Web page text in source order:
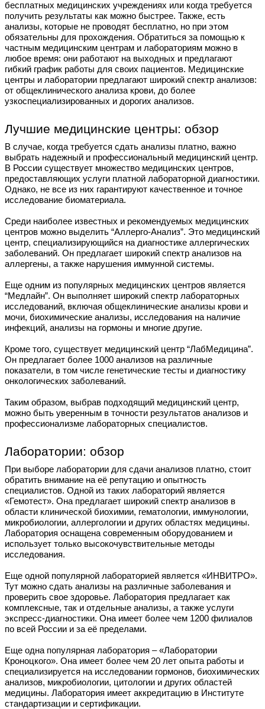
бесплатных медицинских учреждениях или когда требуется
получить результаты как можно быстрее. Также, есть
анализы, которые не проводят бесплатно, но при этом
обязательны для прохождения. Обратиться за помощью к
частным медицинским центрам и лабораториям можно в
любое время: они работают на выходных и предлагают
гибкий график работы для своих пациентов. Медицинские
центры и лаборатории предлагают широкий спектр анализов:
от общеклинического анализа крови, до более
узкоспециализированных и дорогих анализов.
Лучшие медицинские центры: обзор
В случае, когда требуется сдать анализы платно, важно
выбрать надежный и профессиональный медицинский центр.
В России существует множество медицинских центров,
предоставляющих услуги платной лабораторной диагностики.
Однако, не все из них гарантируют качественное и точное
исследование биоматериала.
Среди наиболее известных и рекомендуемых медицинских
центров можно выделить “Аллерго-Анализ”. Это медицинский
центр, специализирующийся на диагностике аллергических
заболеваний. Он предлагает широкий спектр анализов на
аллергены, а также нарушения иммунной системы.
Еще одним из популярных медицинских центров является
“Медлайн”. Он выполняет широкий спектр лабораторных
исследований, включая общеклинические анализы крови и
мочи, биохимические анализы, исследования на наличие
инфекций, анализы на гормоны и многие другие.
Кроме того, существует медицинский центр “ЛабМедицина”.
Он предлагает более 1000 анализов на различные
показатели, в том числе генетические тесты и диагностику
онкологических заболеваний.
Таким образом, выбрав подходящий медицинский центр,
можно быть уверенным в точности результатов анализов и
профессионализме лабораторных специалистов.
Лаборатории: обзор
При выборе лаборатории для сдачи анализов платно, стоит
обратить внимание на её репутацию и опытность
специалистов. Одной из таких лабораторий является
«Гемотест». Она предлагает широкий спектр анализов в
области клинической биохимии, гематологии, иммунологии,
микробиологии, аллергологии и других областях медицины.
Лаборатория оснащена современным оборудованием и
использует только высокочувствительные методы
исследования.
Еще одной популярной лабораторией является «ИНВИТРО».
Тут можно сдать анализы на различные заболевания и
проверить свое здоровье. Лаборатория предлагает как
комплексные, так и отдельные анализы, а также услуги
экспресс-диагностики. Она имеет более чем 1200 филиалов
по всей России и за её пределами.
Еще одна популярная лаборатория – «Лаборатории
Кроноцкого». Она имеет более чем 20 лет опыта работы и
специализируется на исследовании гормонов, биохимических
анализов, микробиологии, цитологии и других областей
медицины. Лаборатория имеет аккредитацию в Институте
стандартизации и сертификации.